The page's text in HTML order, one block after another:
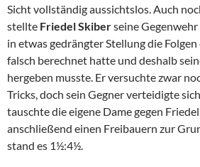
Sicht vollständig aussichtslos. Auch
stellte Friedel Skiberseine
in etwas gedrängter Stellung die
falsch berechnet hatte und deshalb
hergeben musste. Er versuchte zwar
Tricks, doch sein Gegner verteidigte
tauschte die eigene Dame gegen
anschließend einen Freibauern zur
stand es 1½:4½.